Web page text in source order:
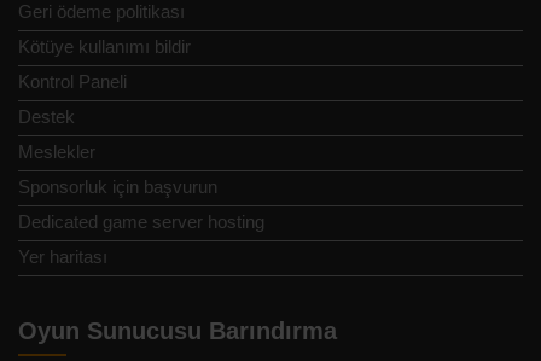
Geri ödeme politikası
Kötüye kullanımı bildir
Kontrol Paneli
Destek
Meslekler
Sponsorluk için başvurun
Dedicated game server hosting
Yer haritası
Oyun Sunucusu Barındırma